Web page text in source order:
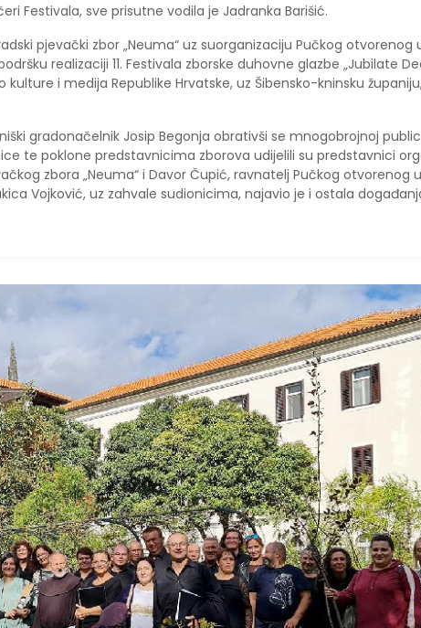
Festivala, sve prisutne vodila je Jadranka Barišić.
pjevački zbor „Neuma“ uz suorganizaciju Pučkog otvorenog
realizaciji 11. Festivala zborske duhovne glazbe „Jubilate
i medija Republike Hrvatske, uz Šibensko-kninsku
gradonačelnik Josip Begonja obrativši se mnogobrojnoj
te poklone predstavnicima zborova udijelili su predstavnici
zbora „Neuma“ i Davor Čupić, ravnatelj Pučkog otvorenog
Vojković, uz zahvale sudionicima, najavio je i ostala